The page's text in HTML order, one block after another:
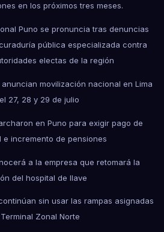
en los próximos tres meses.
Puno se pronuncia tras denuncias
pública especializada contra
electas de la región
movilización nacional en Lima
27, 28 y 29 de julio
en Puno para exigir pago de
e incremento de pensiones
a la empresa que retomará la
del hospital de Ilave
sin usar las rampas asignadas
Zonal Norte